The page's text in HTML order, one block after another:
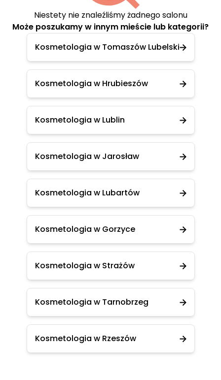
Niestety nie znaleźliśmy żadnego salonu
Może poszukamy w innym mieście lub kategorii?
Kosmetologia w Tomaszów Lubelski
Kosmetologia w Hrubieszów
Kosmetologia w Lublin
Kosmetologia w Jarosław
Kosmetologia w Lubartów
Kosmetologia w Gorzyce
Kosmetologia w Strażów
Kosmetologia w Tarnobrzeg
Kosmetologia w Rzeszów